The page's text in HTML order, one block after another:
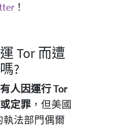
！
Tor 而遭
?
人因運行 Tor
定罪 ，但美國
法部門偶爾